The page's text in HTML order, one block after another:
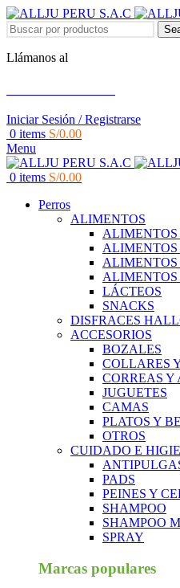
Llámanos al
Iniciar Sesión / Registrarse
0 items S/0.00
Menu
0 items S/0.00
Perros
ALIMENTOS
ALIMENTOS
ALIMENTOS
ALIMENTOS
LÁCTEOS
SNACKS
DISFRACES
ACCESORIOS
BOZALES
COLLARES
CORREAS Y
JUGUETES
CAMAS
PLATOS Y
OTROS
CUIDADO E
PADS
PEINES Y
SHAMPOO
SHAMPOO
SPRAY
Marcas populares